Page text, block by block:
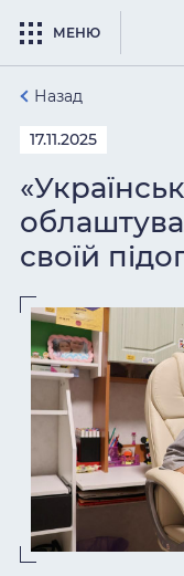
МЕНЮ
Назад
17.11.2025
своїй